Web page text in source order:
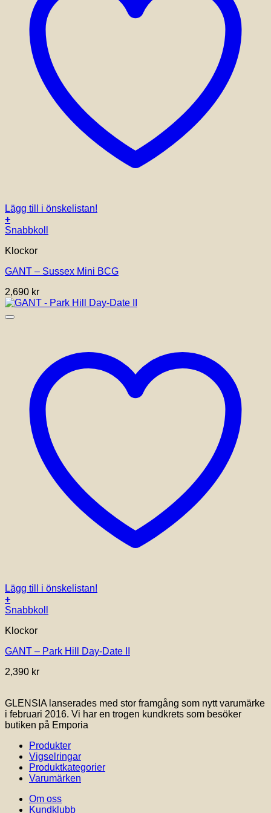
Lägg till i önskelistan!
+
Snabbkoll
Klockor
GANT – Sussex Mini BCG
2,690 kr
Lägg till i önskelistan!
+
Snabbkoll
Klockor
GANT – Park Hill Day-Date II
2,390 kr
GLENSIA lanserades med stor framgång som nytt varumärke
i februari 2016. Vi har en trogen kundkrets som besöker
butiken på Emporia
Produkter
Vigselringar
Produktkategorier
Varumärken
Om oss
Kundklubb